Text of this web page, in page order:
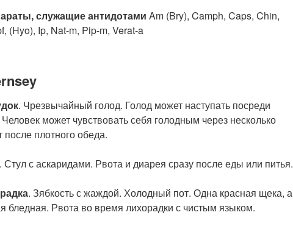
служащие антидотами Am (Bry), Camph, Caps, Chin,
(Hyo), Ip, Nat-m, Pip-m, Verat-a
. Чрезвычайный голод. Голод может наступать посреди
может чувствовать себя голодным через несколько
после плотного обеда.
. Стул с аскаридами. Рвота и диарея сразу после еды или питья.
. Зябкость с жаждой. Холодный пот. Одна красная щека, а
бледная. Рвота во время лихорадки с чистым языком.